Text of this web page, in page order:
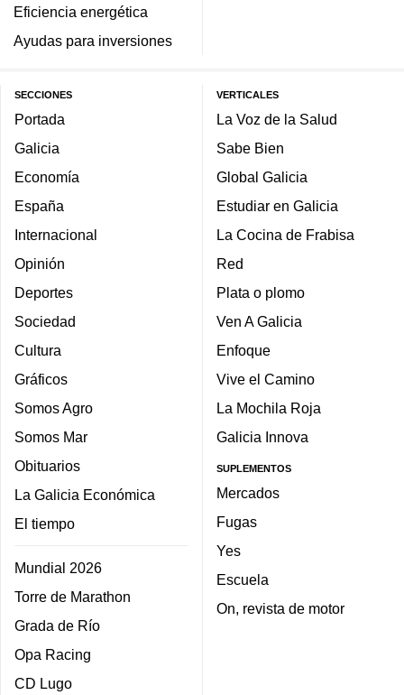
Eficiencia energética
Ayudas para inversiones
SECCIONES
Portada
Galicia
Economía
España
Internacional
Opinión
Deportes
Sociedad
Cultura
Gráficos
Somos Agro
Somos Mar
Obituarios
La Galicia Económica
El tiempo
Mundial 2026
Torre de Marathon
Grada de Río
Opa Racing
CD Lugo
VERTICALES
La Voz de la Salud
Sabe Bien
Global Galicia
Estudiar en Galicia
La Cocina de Frabisa
Red
Plata o plomo
Ven A Galicia
Enfoque
Vive el Camino
La Mochila Roja
Galicia Innova
SUPLEMENTOS
Mercados
Fugas
Yes
Escuela
On, revista de motor